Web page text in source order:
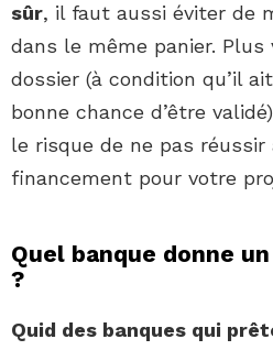
sûr, il faut aussi éviter de
dans le même panier. Plus
dossier (à condition qu’il
bonne chance d’être
le risque de ne pas réussir
financement pour votre
Quel banque donne
?
Quid des banques qui